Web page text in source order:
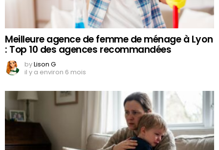
Meilleure agence de femme de ménage à Lyon
: Top 10 des agences recommandées
byLison G
il y a environ 6 mois